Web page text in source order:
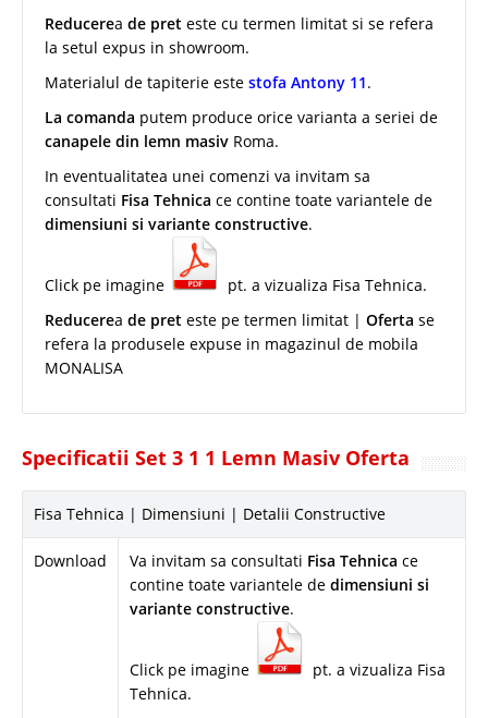
Reducerea de pret este cu termen limitat si se refera
la setul expus in showroom.
Materialul de tapiterie este stofa Antony 11.
La comanda putem produce orice varianta a seriei de
canapele din lemn masiv Roma.
In eventualitatea unei comenzi va invitam sa
consultati Fisa Tehnica ce contine toate variantele de
dimensiuni si variante constructive.
Click pe imagine
pt. a vizualiza Fisa Tehnica.
Reducerea de pret este pe termen limitat | Oferta se
refera la produsele expuse in magazinul de mobila
MONALISA
Specificatii Set 3 1 1 Lemn Masiv Oferta
Fisa Tehnica | Dimensiuni | Detalii Constructive
Download Va invitam sa consultati Fisa Tehnica ce
contine toate variantele de dimensiuni si
variante constructive.
Click pe imagine
pt. a vizualiza Fisa
Tehnica.